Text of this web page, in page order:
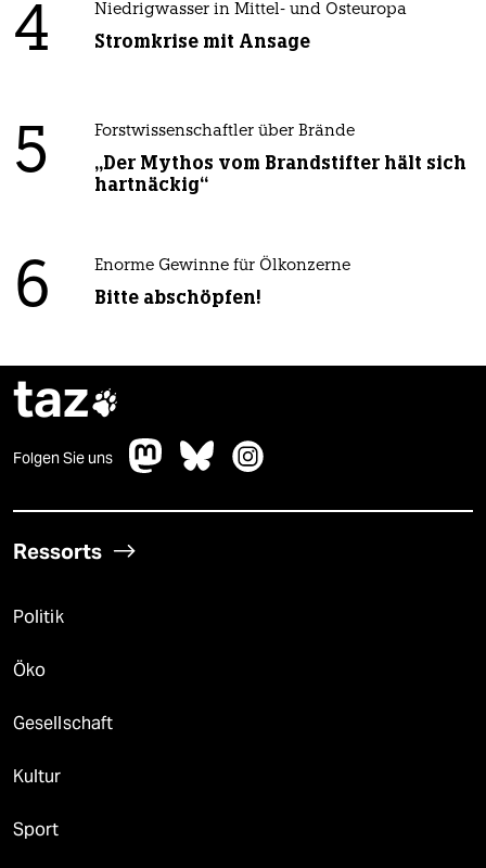
4 Niedrigwasser in Mittel- und Osteuropa
Stromkrise mit Ansage
5 Forstwissenschaftler über Brände
„Der Mythos vom Brandstifter hält sich
hartnäckig“
6 Enorme Gewinne für Ölkonzerne
Bitte abschöpfen!
taz
Folgen Sie uns
Ressorts
Politik
Öko
Gesellschaft
Kultur
Sport